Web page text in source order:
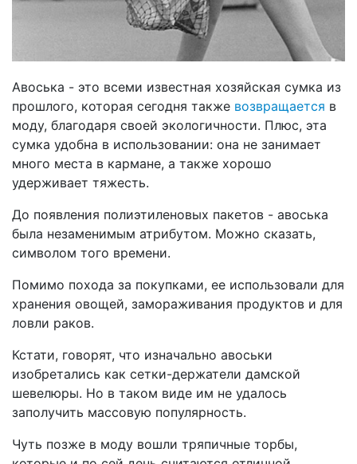
Авоська - это всеми известная хозяйская сумка из
прошлого, которая сегодня также возвращается в
моду, благодаря своей экологичности. Плюс, эта
сумка удобна в использовании: она не занимает
много места в кармане, а также хорошо
удерживает тяжесть.
До появления полиэтиленовых пакетов - авоська
была незаменимым атрибутом. Можно сказать,
символом того времени.
Помимо похода за покупками, ее использовали для
хранения овощей, замораживания продуктов и для
ловли раков.
Кстати, говорят, что изначально авоськи
изобретались как сетки-держатели дамской
шевелюры. Но в таком виде им не удалось
заполучить массовую популярность.
Чуть позже в моду вошли тряпичные торбы,